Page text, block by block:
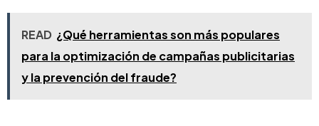
READ ¿Qué herramientas son más populares
para la optimización de campañas publicitarias
y la prevención del fraude?